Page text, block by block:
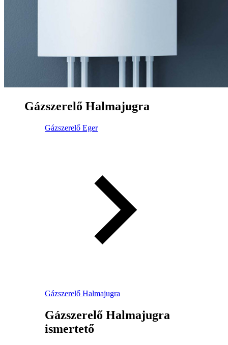
Gázszerelő Halmajugra
Gázszerelő Eger
Gázszerelő Halmajugra
Gázszerelő Halmajugra
ismertető